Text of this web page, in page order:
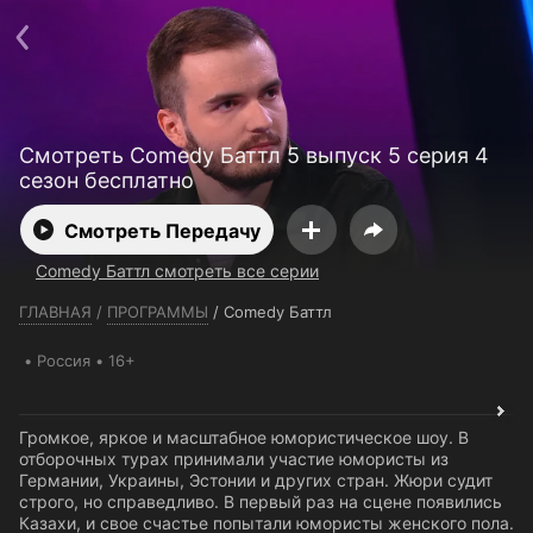
Смотреть Comedy Баттл 5 выпуск 5 серия 4
сезон бесплатно
Смотреть Передачу
Comedy Баттл смотреть все серии
ГЛАВНАЯ / ПРОГРАММЫ / Comedy Баттл
Россия 16+
Громкое, яркое и масштабное юмористическое шоу. В
отборочных турах принимали участие юмористы из
Германии, Украины, Эстонии и других стран. Жюри судит
строго, но справедливо. В первый раз на сцене появились
Казахи, и свое счастье попытали юмористы женского пола.
+7 (727) 323 10 92
Пользовательское соглашение
Политика конфиденциальности
Открыть приложение